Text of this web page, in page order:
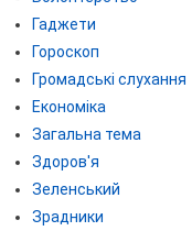
Гаджети
Гороскоп
Громадські слухання
Економіка
Загальна тема
Здоров'я
Зеленський
Зрадники